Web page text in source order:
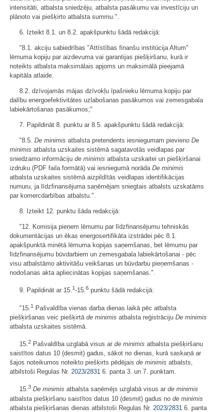
intensitāti, atbalsta sniedzēju, atbalsta pasākumu vai investīciju un
plānoto vai piešķirto atbalsta summu.".
6. Izteikt 8.1. un 8.2. apakšpunktu šādā redakcijā:
"8.1. akciju sabiedrības "Attīstības finanšu institūcija Altum"
lēmuma kopiju par aizdevuma vai garantijas piešķiršanu, kurā ir
noteikts atbalsta maksimālais apjoms un maksimālā pieejamā
kapitāla atlaide.
8.2. dzīvojamās mājas dzīvokļu īpašnieku lēmuma kopiju par
dalību energoefektivitātes uzlabošanas pasākumos vai zemesgabala
labiekārtošanas pasākumos;"
7. Papildināt 8. punktu ar 8.5. apakšpunktu šādā redakcijā:
"8.5. De minimis atbalsta pretendents iesniegumam pievieno De
minimis atbalsta uzskaites sistēmā sagatavotās veidlapas par
sniedzamo informāciju de minimis atbalsta uzskaitei un piešķiršanai
izdruku (PDF faila formātā) vai iesniegumā norāda De minimis
atbalsta uzskaites sistēmā aizpildītās veidlapas identifikācijas
numuru, ja līdzfinansējuma saņēmējam sniegtais atbalsts uzskatāms
par komercdarbības atbalstu.".
8. Izteikt 12. punktu šāda redakcijā:
"12. Komisija pieņem lēmumu par līdzfinansējumu tehniskās
dokumentācijas un ēkas energosertifikāta izstrādei pēc 8.1.
apakšpunktā minētā lēmuma kopijas saņemšanas, bet lēmumu par
līdzfinansējumu būvdarbiem un zemesgabala labiekārtošanai - pēc
visu atbalstāmo aktivitāšu veikšanas un būvdarbu pieņemšanas -
nodošanas akta apliecinātas kopijas saņemšanas.".
9. Papildināt ar 15.1 -15.6 punktu šādā redakcijā:
"15. 1
Pašvaldība vienas darba dienas laikā pēc atbalsta
piešķiršanas veic piešķirtā de minimis atbalsta reģistrāciju De minimis
atbalsta uzskaites sistēmā.
15.2 Pašvaldība uzglabā visus ar de minimis atbalsta piešķiršanu
saistītos datus 10 (desmit) gadus, sākot no dienas, kurā saskaņā ar
šajos noteikumos noteikto piešķirts pēdējais de minimis atbalsts,
atbilstoši Regulas Nr. 2023/2831 6. panta 3. un 7. punktam.
15.3 De minimis atbalsta saņēmējs uzglabā visus ar de minimis
atbalsta piešķiršanu saistītos datus 10 (desmit) gadus no de minimis
atbalsta piešķiršanas dienas atbilstoši Regulas Nr. 2023/2831 6. panta